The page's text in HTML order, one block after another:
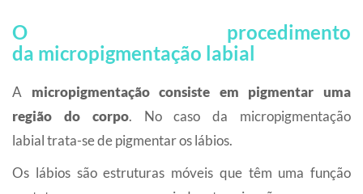
O procedimento
da micropigmentação labial
A micropigmentação consiste em pigmentar uma
região do corpo. No caso da micropigmentação
labial trata-se de pigmentar os lábios.
Os lábios são estruturas móveis que têm uma função